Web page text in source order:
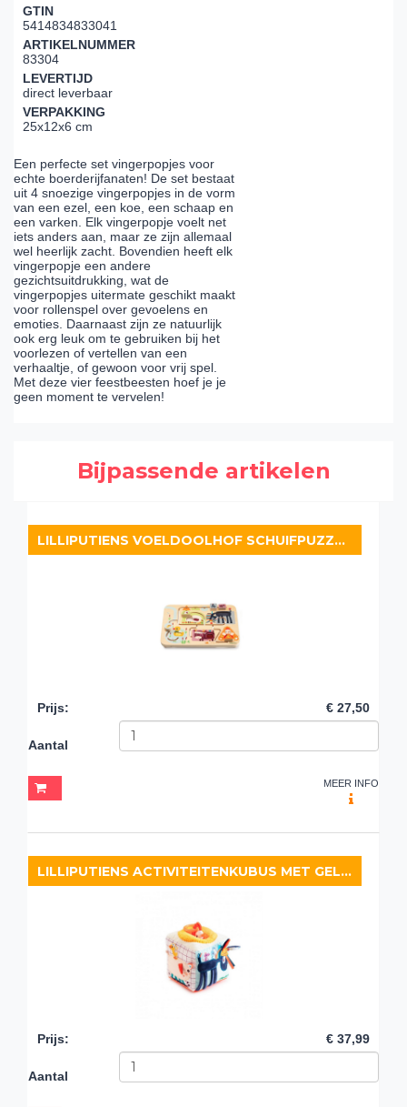
GTIN
5414834833041
ARTIKELNUMMER
83304
LEVERTIJD
direct leverbaar
VERPAKKING
25x12x6 cm
Een perfecte set vingerpopjes voor
echte boerderijfanaten! De set bestaat
uit 4 snoezige vingerpopjes in de vorm
van een ezel, een koe, een schaap en
een varken. Elk vingerpopje voelt net
iets anders aan, maar ze zijn allemaal
wel heerlijk zacht. Bovendien heeft elk
vingerpopje een andere
gezichtsuitdrukking, wat de
vingerpopjes uitermate geschikt maakt
voor rollenspel over gevoelens en
emoties. Daarnaast zijn ze natuurlijk
ook erg leuk om te gebruiken bij het
voorlezen of vertellen van een
verhaaltje, of gewoon voor vrij spel.
Met deze vier feestbeesten hoef je je
geen moment te vervelen!
Bijpassende artikelen
LILLIPUTIENS VOELDOOLHOF SCHUIFPUZZEL BOERDERIJ
Prijs: € 27,50
Aantal
MEER INFO
LILLIPUTIENS ACTIVITEITENKUBUS MET GELUID BOERDERIJ
Prijs: € 37,99
Aantal